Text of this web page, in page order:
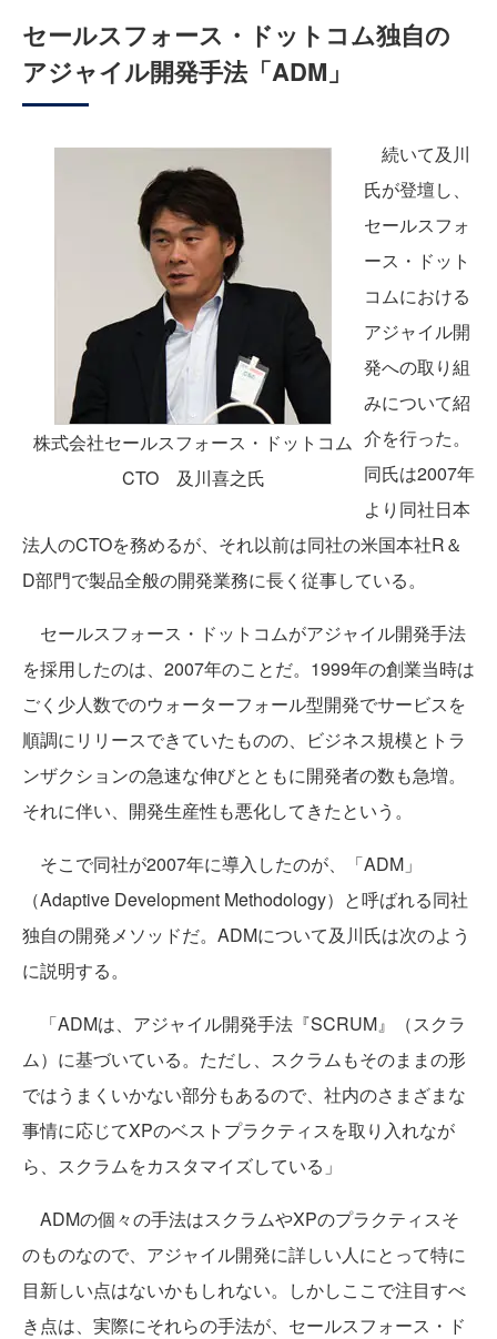
セールスフォース・ドットコム独自の
アジャイル開発手法「ADM」
株式会社セールスフォース・ドットコム
CTO 及川喜之氏
続いて及川
氏が登壇し、
セールスフォ
ース・ドット
コムにおける
アジャイル開
発への取り組
みについて紹
介を行った。
同氏は2007年
より同社日本
法人のCTOを務めるが、それ以前は同社の米国本社R＆
D部門で製品全般の開発業務に長く従事している。
セールスフォース・ドットコムがアジャイル開発手法
を採用したのは、2007年のことだ。1999年の創業当時は
ごく少人数でのウォーターフォール型開発でサービスを
順調にリリースできていたものの、ビジネス規模とトラ
ンザクションの急速な伸びとともに開発者の数も急増。
それに伴い、開発生産性も悪化してきたという。
そこで同社が2007年に導入したのが、「ADM」
（Adaptive Development Methodology）と呼ばれる同社
独自の開発メソッドだ。ADMについて及川氏は次のよう
に説明する。
「ADMは、アジャイル開発手法『SCRUM』（スクラ
ム）に基づいている。ただし、スクラムもそのままの形
ではうまくいかない部分もあるので、社内のさまざまな
事情に応じてXPのベストプラクティスを取り入れなが
ら、スクラムをカスタマイズしている」
ADMの個々の手法はスクラムやXPのプラクティスそ
のものなので、アジャイル開発に詳しい人にとって特に
目新しい点はないかもしれない。しかしここで注目すべ
き点は、実際にそれらの手法が、セールスフォース・ド